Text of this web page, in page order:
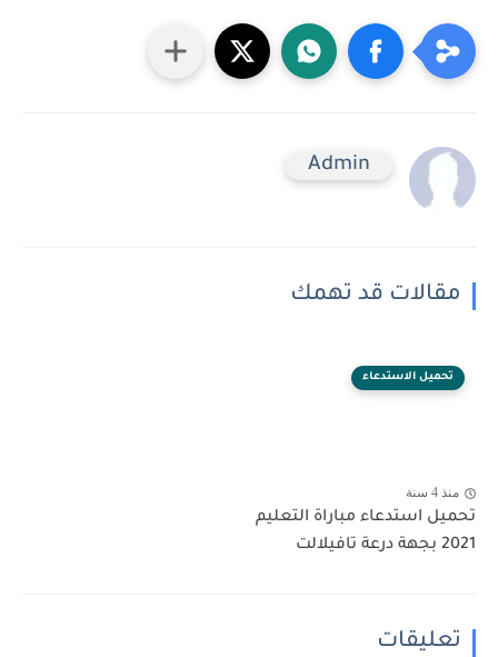
Admin
مقالات قد تهمك
تحميل الاستدعاء
منذ 4 سنة
تحميل استدعاء مباراة التعليم
2021 بجهة درعة تافيلالت
تعليقات